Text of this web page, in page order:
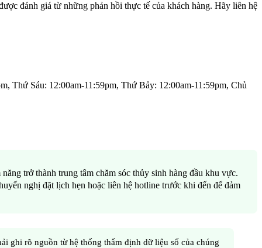
đánh giá từ những phản hồi thực tế của khách hàng. Hãy liên hệ
Thứ Sáu: 12:00am-11:59pm, Thứ Bảy: 12:00am-11:59pm, Chủ
trở thành trung tâm chăm sóc thủy sinh hàng đầu khu vực.
nghị đặt lịch hẹn hoặc liên hệ hotline trước khi đến để đảm
ghi rõ nguồn từ hệ thống thẩm định dữ liệu số của chúng